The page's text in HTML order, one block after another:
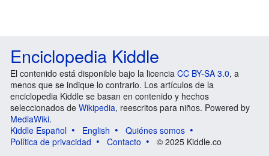
Enciclopedia Kiddle
El contenido está disponible bajo la licencia CC BY-SA 3.0, a
menos que se indique lo contrario. Los artículos de la
enciclopedia Kiddle se basan en contenido y hechos
seleccionados de Wikipedia, reescritos para niños. Powered by
MediaWiki.
Kiddle Español
English
Quiénes somos
Política de privacidad
Contacto © 2025 Kiddle.co